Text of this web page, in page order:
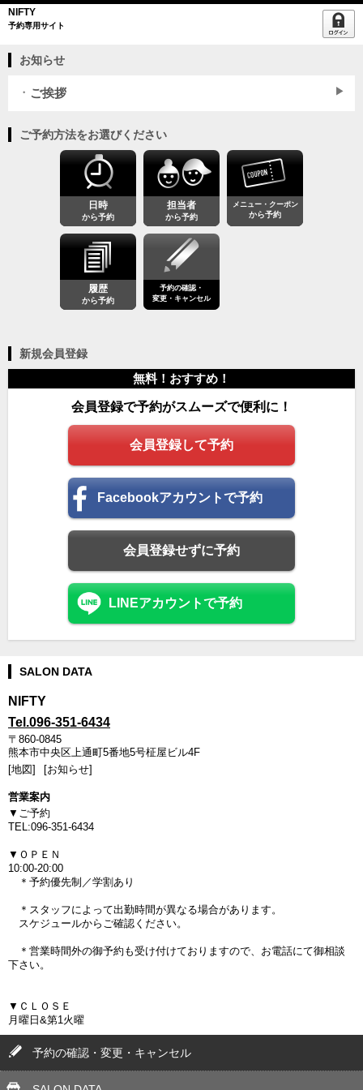
NIFTY
予約専用サイト
お知らせ
ご挨拶
saloon.to
ご予約方法をお選びください
日時
から予約
担当者
から予約
メニュー・クーポン
から予約
履歴
から予約
予約の確認・
変更・キャンセル
新規会員登録
無料！おすすめ！
会員登録で予約がスムーズで便利に！
会員登録して予約
Facebookアカウントで予約
会員登録せずに予約
LINEアカウントで予約
SALON DATA
NIFTY
Tel.096-351-6434
〒860-0845
熊本市中央区上通町5番地5号柾屋ビル4F
[地図]
[お知らせ]
営業案内
▼ご予約
TEL:096-351-6434
▼ＯＰＥＮ
10:00-20:00
＊予約優先制／学割あり
＊スタッフによって出勤時間が異なる場合があります。
スケジュールからご確認ください。
＊営業時間外の御予約も受け付けておりますので、お電話にて御相談
下さい。
▼ＣＬＯＳＥ
月曜日&第1火曜
予約の確認・変更・キャンセル